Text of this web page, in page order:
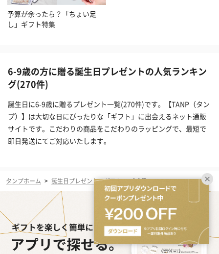
予算が余ったら？「ちょい足
し」ギフト特集
6-9歳の方に贈る誕生日プレゼントの人気ランキン
グ(270件)
誕生日に6-9歳に贈るプレゼント一覧(270件)です。【TANP（タン
プ）】は大切な日にぴったりな「ギフト」に出会えるネット通販
サイトです。こだわりの商品をこだわりのラッピングで、最短で
即日発送にてご対応いたします。
タンプホーム > 誕生日プレゼント・ギフト > 6-9歳